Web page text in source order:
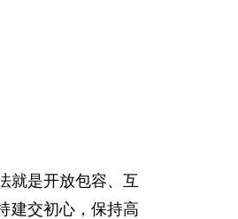
就是开放包容、互
建交初心，保持高